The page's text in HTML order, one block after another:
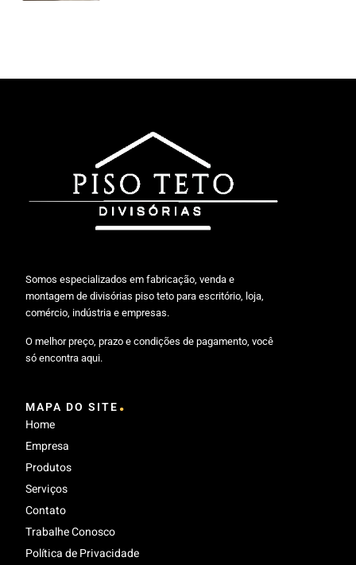
Somos especializados em fabricação, venda e
montagem de divisórias piso teto para escritório, loja,
comércio, indústria e empresas.
O melhor preço, prazo e condições de pagamento, você
só encontra aqui.
MAPA DO SITE .
Home
Empresa
Produtos
Serviços
Contato
Trabalhe Conosco
Política de Privacidade